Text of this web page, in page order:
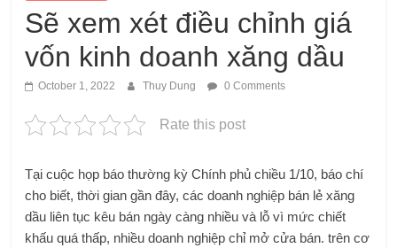
Sẽ xem xét điều chỉnh giá
vốn kinh doanh xăng dầu
October 1, 2022 Thuy Dung 0 Comments
Rate this post
Tại cuộc họp báo thường kỳ Chính phủ chiều 1/10, báo chí
cho biết, thời gian gần đây, các doanh nghiệp bán lẻ xăng
dầu liên tục kêu bán ngày càng nhiều và lỗ vì mức chiết
khấu quá thấp, nhiều doanh nghiệp chỉ mở cửa bán. trên cơ